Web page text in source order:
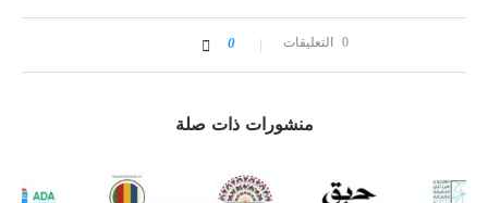
0 التعليقات 0
منشورات ذات صلة